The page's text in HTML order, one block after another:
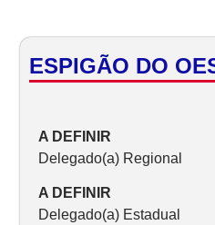
ESPIGÃO DO
A DEFINIR
Delegado(a) Regional
A DEFINIR
Delegado(a) Estadual